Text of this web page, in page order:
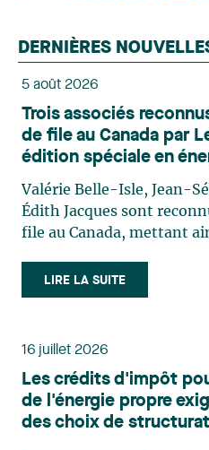
DERNIÈRES
5 août 2026
Trois associés
de file au Canada par
édition spéciale en
Valérie Belle-Isle, Jean-
Édith Jacques sont
file au Canada, mettant
le domaine du droit des
Belle-Isle est associée au
principalement sur le
du territoire. Elle
clientèle publique et
touchant notamment les
LIRE LA SUITE
16 juillet 2026
Les crédits d'impôt
de l'énergie propre
des choix de